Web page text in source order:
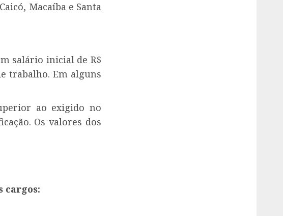
Macaíba e Santa
salário inicial de R$
trabalho. Em alguns
ao exigido no
Os valores dos
cargos: